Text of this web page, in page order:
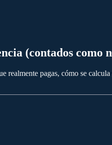
(contados como
realmente pagas, cómo se